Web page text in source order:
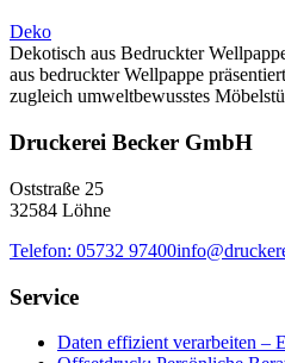
Deko
Dekotisch aus Bedruckter
aus bedruckter Wellpappe
zugleich umweltbewusstes
Druckerei Becker GmbH
Oststraße 25
32584 Löhne
Telefon: 05732 97400
Service
Daten effizient verarbeiten –